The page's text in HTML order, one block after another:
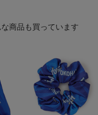
商品も買っています